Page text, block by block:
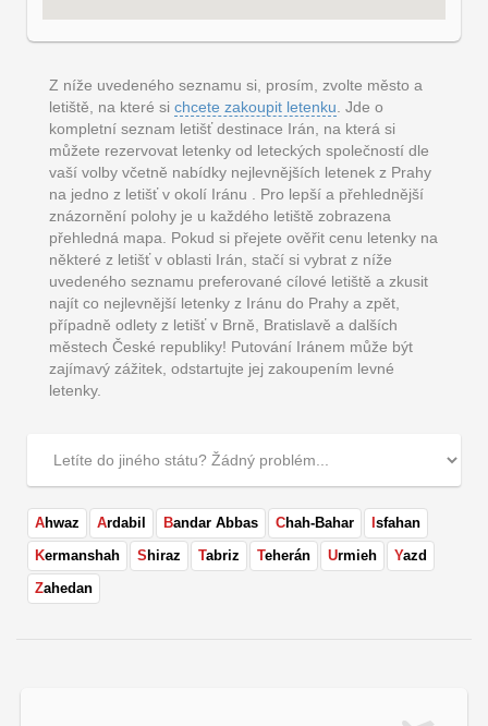
Z níže uvedeného seznamu si, prosím, zvolte město a
letiště, na které si chcete zakoupit letenku . Jde o
kompletní seznam letišť destinace Irán, na která si
můžete rezervovat letenky od leteckých společností dle
vaší volby včetně nabídky nejlevnějších letenek z Prahy
na jedno z letišť v okolí Iránu . Pro lepší a přehlednější
znázornění polohy je u každého letiště zobrazena
přehledná mapa. Pokud si přejete ověřit cenu letenky na
některé z letišť v oblasti Irán, stačí si vybrat z níže
uvedeného seznamu preferované cílové letiště a zkusit
najít co nejlevnější letenky z Iránu do Prahy a zpět,
případně odlety z letišť v Brně, Bratislavě a dalších
městech České republiky! Putování Iránem může být
zajímavý zážitek, odstartujte jej zakoupením levné
letenky.
Ahwaz Ardabil Bandar Abbas Chah-Bahar Isfahan
Kermanshah Shiraz Tabriz Teherán Urmieh Yazd
Zahedan